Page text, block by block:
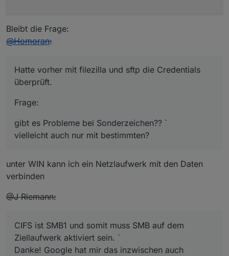
Bleibt die Frage:
@Homoran:
Hatte vorher mit filezilla und sftp die Credentials
überprüft.
Frage:
gibt es Probleme bei Sonderzeichen?? `
vielleicht auch nur mit bestimmten?
unter WIN kann ich ein Netzlaufwerk mit den Daten
verbinden
@J Riemann:
CIFS ist SMB1 und somit muss SMB auf dem
Ziellaufwerk aktiviert sein. `
Danke! Google hat mir das inzwischen auch